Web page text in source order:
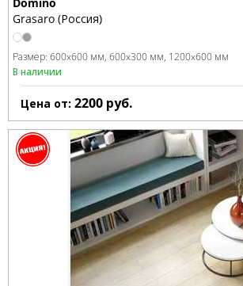
Grasaro (Россия)
Размер: 600x600 мм 600x300 мм 1200x600 мм
В наличии
Цена от: 2200 руб.